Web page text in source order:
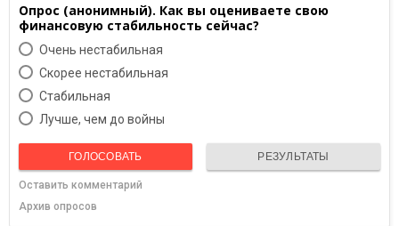
Опрос (анонимный). Как вы оцениваете свою
финансовую стабильность сейчас?
Очень нестабильная
Скорее нестабильная
Cтабильная
Лучше, чем до войны
ГОЛОСОВАТЬ РЕЗУЛЬТАТЫ
Оставить комментарий
Архив опросов